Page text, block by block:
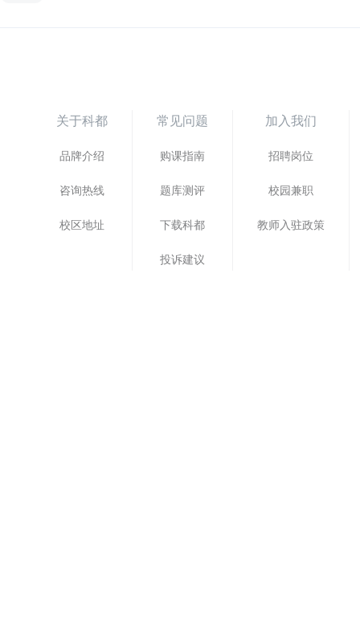
关于科都
品牌介绍
咨询热线
校区地址
常见问题
购课指南
题库测评
下载科都
投诉建议
加入我们
招聘岗位
校园兼职
教师入驻政策